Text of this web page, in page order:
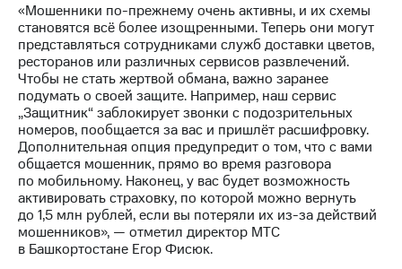
секретарь
Раскрытие
информации
Информация
акционерам
Документы
ПАО
"МТС"
Собрания
акционеров
Личный
кабинет
акционера
Акционерный
капитал
«Мошенники по-прежнему очень активны, и их схемы
становятся всё более изощренными. Теперь они могут
представляться сотрудниками служб доставки цветов,
ресторанов или различных сервисов развлечений.
Чтобы не стать жертвой обмана, важно заранее
подумать о своей защите. Например, наш сервис
„Защитник“ заблокирует звонки с подозрительных
номеров, пообщается за вас и пришлёт расшифровку.
Дополнительная опция предупредит о том, что с вами
общается мошенник, прямо во время разговора
по мобильному. Наконец, у вас будет возможность
активировать страховку, по которой можно вернуть
до 1,5 млн рублей, если вы потеряли их из-за действий
мошенников», — отметил директор МТС
в Башкортостане Егор Фисюк.